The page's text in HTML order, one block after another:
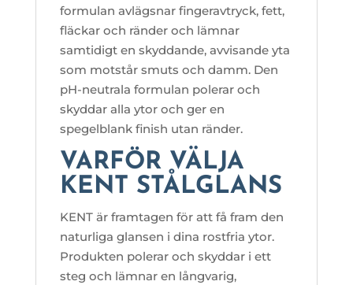
formulan avlägsnar fingeravtryck, fett,
fläckar och ränder och lämnar
samtidigt en skyddande, avvisande yta
som motstår smuts och damm. Den
pH-neutrala formulan polerar och
skyddar alla ytor och ger en
spegelblank finish utan ränder.
VARFÖR VÄLJA
KENT STÅLGLANS
KENT är framtagen för att få fram den
naturliga glansen i dina rostfria ytor.
Produkten polerar och skyddar i ett
steg och lämnar en långvarig,